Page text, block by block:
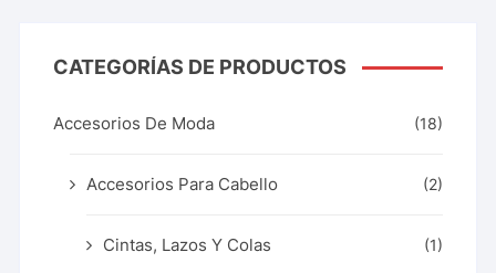
CATEGORÍAS DE PRODUCTOS
Accesorios De Moda (18)
Accesorios Para Cabello (2)
Cintas, Lazos Y Colas (1)